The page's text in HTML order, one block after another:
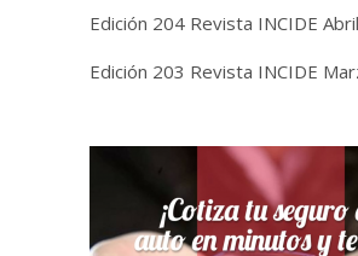
Edición 204 Revista INCIDE
Edición 203 Revista INCIDE